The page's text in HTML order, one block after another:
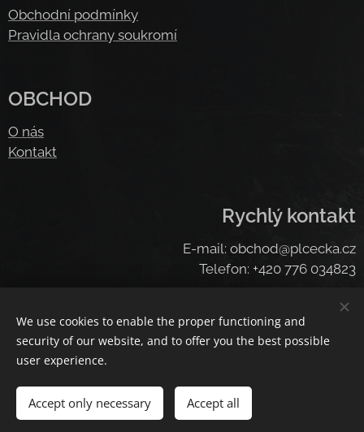
Obchodní podmínky
Pravidla ochrany soukromí
OBCHOD
O nás
Kontakt
Rychlý kontakt
E-mail: obchod@plcecka.cz
Telefon: +420 776 034823
Cookies
Čeština
American English Deutsch
We use cookies to enable the proper functioning and
security of our website, and to offer you the best possible
user experience.
Accept only necessary Accept all